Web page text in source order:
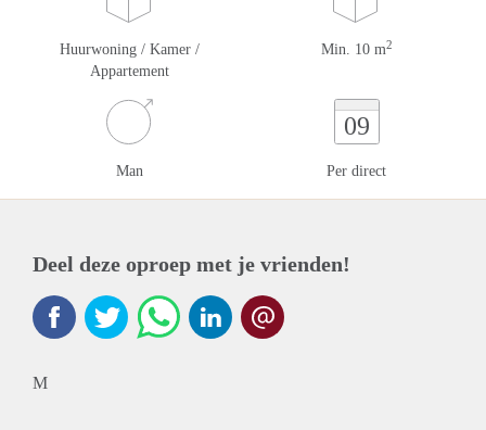
Huurwoning / Kamer /
Appartement
Min. 10 m2
Man
09
Per direct
Deel deze oproep met je vrienden!
M